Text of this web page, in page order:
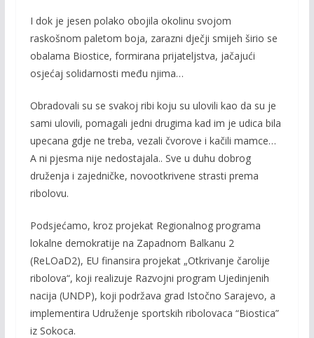
I dok je jesen polako obojila okolinu svojom
raskošnom paletom boja, zarazni dječji smijeh širio se
obalama Biostice, formirana prijateljstva, jačajući
osjećaj solidarnosti među njima…
Obradovali su se svakoj ribi koju su ulovili kao da su je
sami ulovili, pomagali jedni drugima kad im je udica bila
upecana gdje ne treba, vezali čvorove i kačili mamce…
A ni pjesma nije nedostajala.. Sve u duhu dobrog
druženja i zajedničke, novootkrivene strasti prema
ribolovu.
Podsjećamo, kroz projekat Regionalnog programa
lokalne demokratije na Zapadnom Balkanu 2
(ReLOaD2), EU finansira projekat „Otkrivanje čarolije
ribolova“, koji realizuje Razvojni program Ujedinjenih
nacija (UNDP), koji podržava grad Istočno Sarajevo, a
implementira Udruženje sportskih ribolovaca “Biostica”
iz Sokoca.